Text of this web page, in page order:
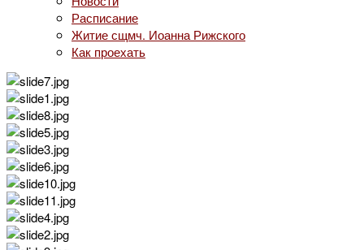
Расписание
Житие сщмч. Иоанна Рижского
Как проехать